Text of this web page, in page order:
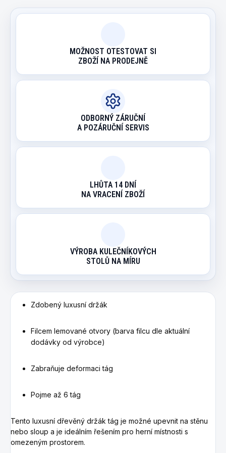
MOŽNOST OTESTOVAT SI
ZBOŽÍ NA PRODEJNĚ
ODBORNÝ ZÁRUČNÍ
A POZÁRUČNÍ SERVIS
LHŮTA 14 DNÍ
NA VRACENÍ ZBOŽÍ
VÝROBA KULEČNÍKOVÝCH
STOLŮ NA MÍRU
Zdobený luxusní držák
Filcem lemované otvory (barva filcu dle aktuální
dodávky od výrobce)
Zabraňuje deformaci tág
Pojme až 6 tág
Tento luxusní dřevěný držák tág je možné upevnit na stěnu
nebo sloup a je ideálním řešením pro herní místnosti s
omezeným prostorem.